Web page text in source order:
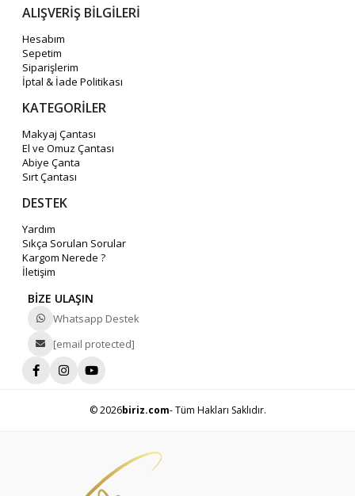
ALIŞVERİŞ BİLGİLERİ
Hesabım
Sepetim
Siparişlerim
İptal & İade Politikası
KATEGORİLER
Makyaj Çantası
El ve Omuz Çantası
Abiye Çanta
Sırt Çantası
DESTEK
Yardım
Sıkça Sorulan Sorular
Kargom Nerede ?
İletişim
BİZE ULAŞIN
Whatsapp Destek
[email protected]
© 2026biriz.com- Tüm Hakları Saklıdır.